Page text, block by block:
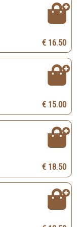
€ 16.50
€ 15.00
€ 18.50